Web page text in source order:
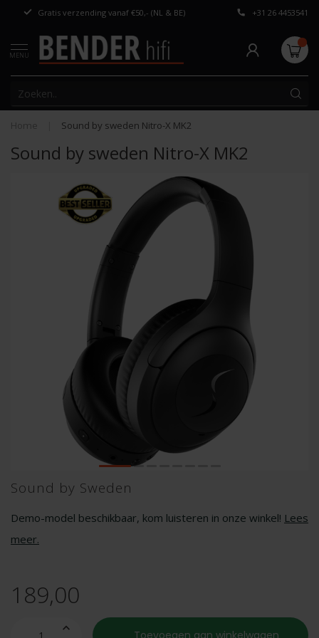
Gratis verzending vanaf €50,- (NL & BE) Persoonlijk
+31 26 4453541
MENU
Home Sound by sweden Nitro-X MK2
Sound by sweden Nitro-X MK2
Sound by Sweden
Demo-model beschikbaar, kom luisteren in onze winkel! Lees
meer.
189,00
Toevoegen aan winkelwagen